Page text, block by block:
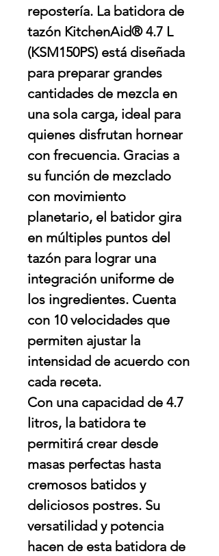
repostería. La batidora de
tazón KitchenAid® 4.7 L
(KSM150PS) está diseñada
para preparar grandes
cantidades de mezcla en
una sola carga, ideal para
quienes disfrutan hornear
con frecuencia. Gracias a
su función de mezclado
con movimiento
planetario, el batidor gira
en múltiples puntos del
tazón para lograr una
integración uniforme de
los ingredientes. Cuenta
con 10 velocidades que
permiten ajustar la
intensidad de acuerdo con
cada receta.
Con una capacidad de 4.7
litros, la batidora te
permitirá crear desde
masas perfectas hasta
cremosos batidos y
deliciosos postres. Su
versatilidad y potencia
hacen de esta batidora de